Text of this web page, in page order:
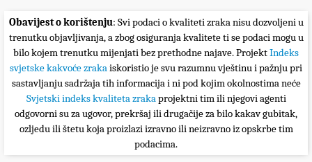
Obavijest o korištenju: Svi podaci o kvaliteti zraka nisu dozvoljeni u
trenutku objavljivanja, a zbog osiguranja kvalitete ti se podaci mogu u
bilo kojem trenutku mijenjati bez prethodne najave. ProjektIndeks
svjetske kakvoće zrakaiskoristio je svu razumnu vještinu i pažnju pri
sastavljanju sadržaja tih informacija i ni pod kojim okolnostima neće
Svjetski indeks kvaliteta zrakaprojektni tim ili njegovi agenti
odgovorni su za ugovor, prekršaj ili drugačije za bilo kakav gubitak,
ozljedu ili štetu koja proizlazi izravno ili neizravno iz opskrbe tim
podacima.